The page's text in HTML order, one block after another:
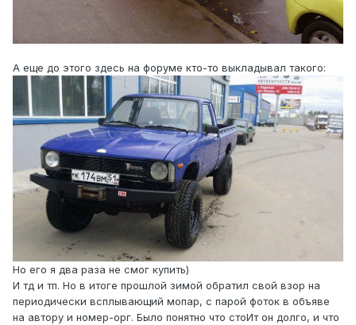
А еще до этого здесь на форуме кто-то выкладывал такого:
Но его я два раза не смог купить)
И тд и тп. Но в итоге прошлой зимой обратил свой взор на
периодически всплывающий мопар, с парой фоток в объяве
на автору и номер-орг. Было понятно что стоИт он долго, и что